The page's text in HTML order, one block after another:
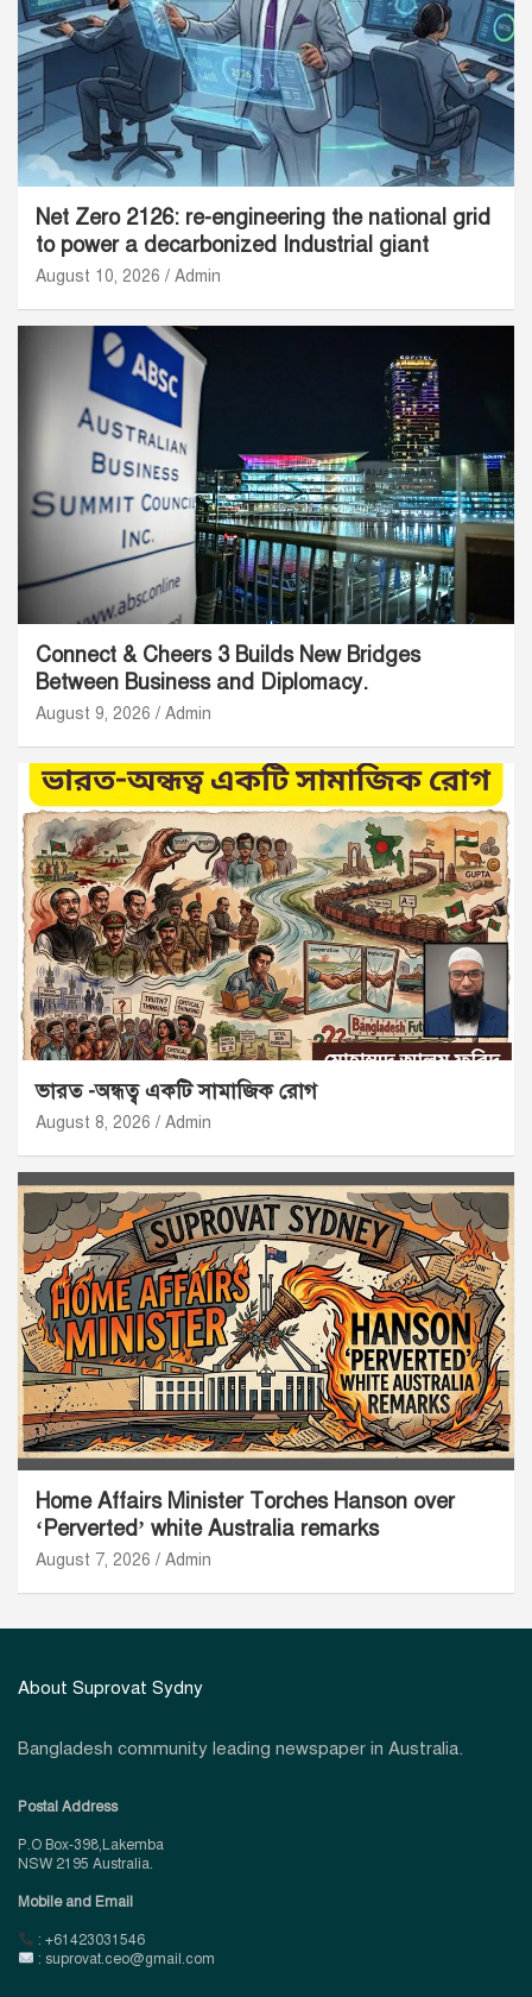
Net Zero 2126: re-engineering the national grid
to power a decarbonized Industrial giant
August 10, 2026 Admin
Connect & Cheers 3 Builds New Bridges
Between Business and Diplomacy.
August 9, 2026 Admin
ভারত -অন্ধত্ব একটি সামাজিক রোগ
August 8, 2026 Admin
Home Affairs Minister Torches Hanson over
‘Perverted’ white Australia remarks
August 7, 2026 Admin
About Suprovat Sydny
Bangladesh community leading newspaper in Australia.
Postal Address
P.O Box-398,Lakemba
NSW 2195 Australia.
Mobile and Email
: +61423031546
: suprovat.ceo@gmail.com